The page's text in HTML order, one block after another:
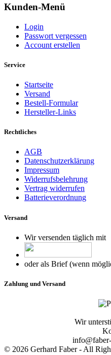
Kunden-Menü
Login
Passwort vergessen
Account erstellen
Service
Startseite
Versand
Bestell-Formular
Hersteller-Links
Rechtliches
AGB
Datenschutzerklärung
Impressum
Widerrufsbelehrung
Vertrag widerrufen
Batterieverordnung
Versand
Wir versenden täglich mit
oder als Brief (wenn
Zahlung und Versand
Wir
© 2026 Gerhard Faber - All